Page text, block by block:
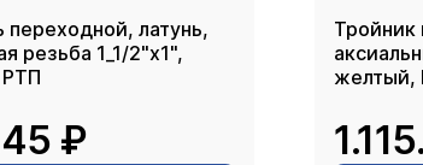
переходной, латунь,
резьба 1_1/2"х1",
РТП
₽
Тройник
желтый,